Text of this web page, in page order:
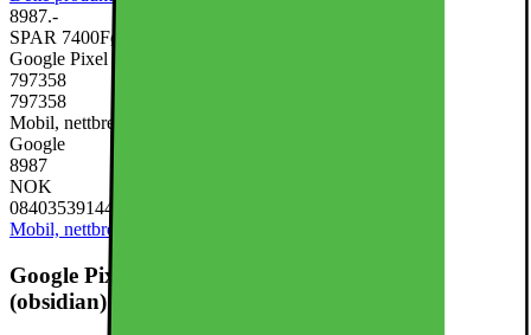
8987.-
SPAR 7400Før 16387.-
Google Pixel 9 Pro XL 5G smarttelefon 16/256GB (obsidian)
797358
797358
Mobil, nettbrett og smartklokker, Mobiltelefon
Google
8987
NOK
0840353914483
Mobil, nettbrett og smartklokker
Google Pixel 9 Pro XL 5G smarttelefon 16/256GB
(obsidian)